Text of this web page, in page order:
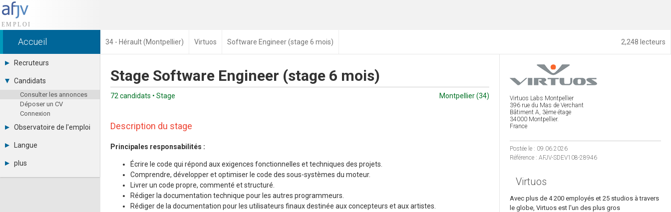
2,248 lecteurs
Accueil 34 - Hérault (Montpellier) Virtuos Software Engineer (stage 6 mois)
Recruteurs
Déposer une annonce
Tarifs
Interface recruteur
Candidats
Consulter les annonces
Déposer un CV
Connexion
Observatoire de l'emploi
Par métier
Par contrat
Langue
Español
plus
Actualités
Virtuos Labs Montpellier
396 rue du Mas de Verchant
Bâtiment A, 3ème étage
34000 Montpellier.
France
Postée le : 09.06.2026
Référence : AFJV-SDEV108-28946
Virtuos
Avec plus de 4 200 employés et 25 studios à travers
le globe, Virtuos est l'un des plus gros
Stage Software Engineer (stage 6 mois)
72 candidats • Stage Montpellier (34)
Description du stage
Principales responsabilités :
Écrire le code qui répond aux exigences fonctionnelles et techniques des projets.
Comprendre, développer et optimiser le code des sous-systèmes du moteur.
Livrer un code propre, commenté et structuré.
Rédiger la documentation technique pour les autres programmeurs.
Rédiger de la documentation pour les utilisateurs finaux destinée aux concepteurs et aux artistes.